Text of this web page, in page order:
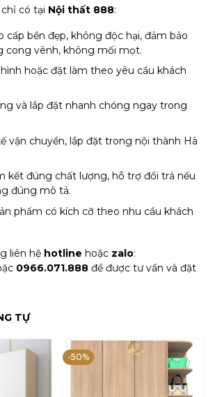
có tại Nội thất 888:
cấp bền đẹp, không độc hại, đảm bảo
cong vênh, không mối mọt.
hoặc đặt làm theo yêu cầu khách
và lắp đặt nhanh chóng ngay trong
vận chuyển, lắp đặt trong nội thành Hà
kết đúng chất lượng, hỗ trợ đổi trả nếu
đúng mô tả.
phẩm có kích cỡ theo nhu cầu khách
liên hệ hotline hoặc zalo:
0966.071.888 để được tư vấn và đặt
TỰ
-50%